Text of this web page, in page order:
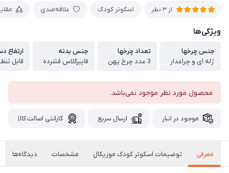
از 3 نظر اسكوتر کودک علاقه‌مندی
ویژگی‌ها
جنس چرخها
ژله ای و چراغدار
تعداد چرخها
3 عدد چرخ پهن
جنس بدنه
فایبرگلاس فشرده
ارتفاع
قابل تنظیم
محصول مورد نظر موجود نمی‌باشد.
موجود در انبار ارسال سریع گارانتی اصالت کالا
معرفی توضیحات اسکوتر کودک موزیکال مشخصات دیدگاه‌ها